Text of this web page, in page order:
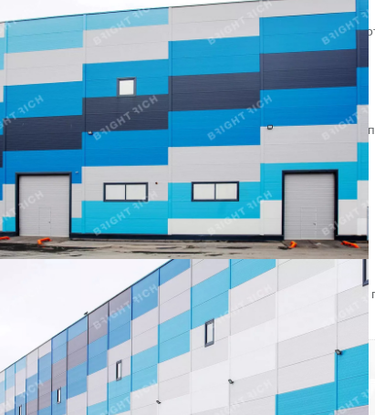
Складское помещение 1 728 кв. м в «Reforma Парнас».
Направление: Север. Шоссе: Новоприозерское. Расстояние
Характеристики:
- Тип склада: Сухой склад;
- Высота потолков: 12.5 м;
- Нагрузка на пол: 8 т/ кв. м;
- Система пожаротушения: Внешние гидранты и внутренние
краны;
- Тип пола: С антипылевым покрытием;
- Пожарная сигнализация: Да;
- Шаг колонн: 18x24 м.
Арендная ставка: 1 100 руб. /кв. м в месяц.
Финансовые условия:
- В стоимость включено: OPEX, НДС;
- Оплачивается отдельно: Коммунальные услуги.
Без комиссии и скрытых платежей для арендатора.
Готовы оперативно организовать просмотр в удобное время,
PDF-презентацию и план.
ID = c_1779556.
Пожаловаться на объявление
Продано
Несуществующий объект